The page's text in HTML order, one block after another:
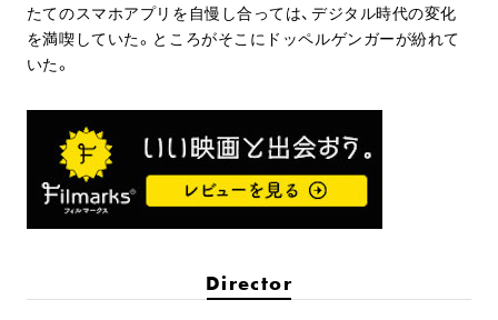
たてのスマホアプリを自慢し合っては、デジタル時代の変化
を満喫していた。ところがそこにドッペルゲンガーが紛れて
いた。
Director